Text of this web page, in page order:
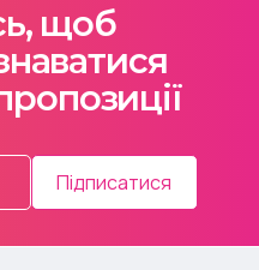
щоб
Підписатися